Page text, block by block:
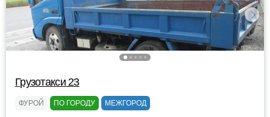
Грузотакси 23
ФУРОЙ ПО ГОРОДУ МЕЖГОРОД